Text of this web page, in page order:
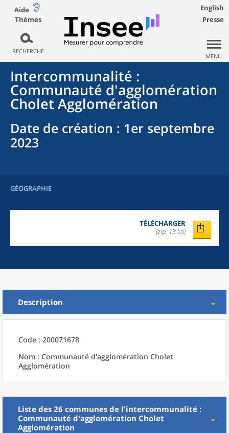
Aide
Thèmes
RECHERCHE
English
Presse
MENU
Intercommunalité :
Communauté d'agglomération
Cholet Agglomération
Date de création : 1er septembre
2023
GÉOGRAPHIE
TÉLÉCHARGER
(zip, 13 ko)
Description
Code : 200071678
Nom : Communauté d'agglomération Cholet
Agglomération
Liste des 26 communes de l'intercommunalité :
Communauté d'agglomération Cholet
Agglomération